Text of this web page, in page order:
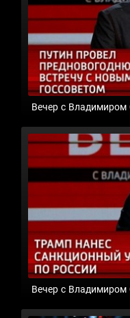
Вечер с
Вечер с